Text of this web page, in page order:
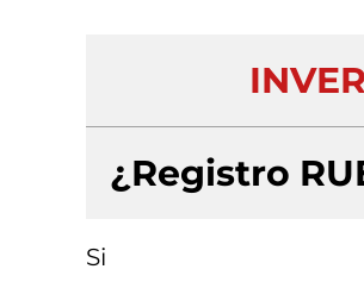
¿Registro
Si